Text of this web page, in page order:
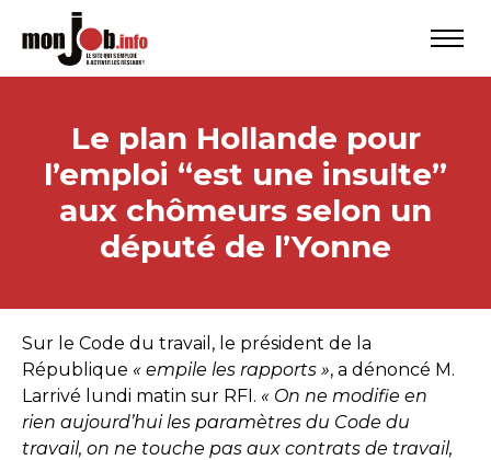
Le plan Hollande pour
l’emploi “est une insulte”
aux chômeurs selon un
député de l’Yonne
Sur le Code du travail, le président de la
République « empile les rapports », a dénoncé M.
Larrivé lundi matin sur RFI. « On ne modifie en
rien aujourd’hui les paramètres du Code du
travail, on ne touche pas aux contrats de travail,